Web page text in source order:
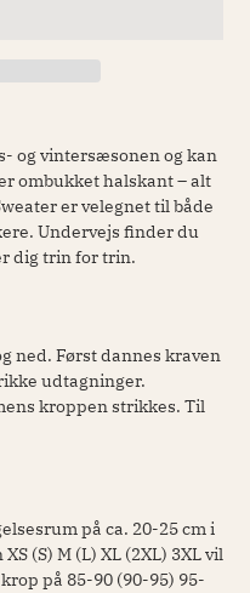
og vintersæsonen og kan
ombukket halskant – alt
er velegnet til både
Undervejs finder du
dig trin for trin.
ned. Først dannes kraven
udtagninger.
kroppen strikkes. Til
på ca. 20-25 cm i
(S) M (L) XL (2XL) 3XL vil
på 85-90 (90-95) 95-